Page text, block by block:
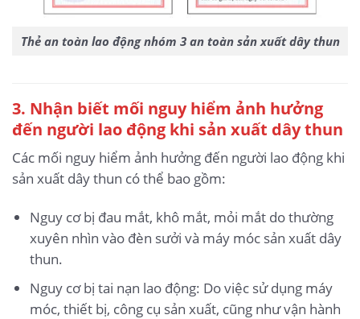
Thẻ an toàn lao động nhóm 3 an toàn sản xuất dây thun
3. Nhận biết mối nguy hiểm ảnh hưởng
đến người lao động khi sản xuất dây thun
Các mối nguy hiểm ảnh hưởng đến người lao động khi
sản xuất dây thun có thể bao gồm:
Nguy cơ bị đau mắt, khô mắt, mỏi mắt do thường
xuyên nhìn vào đèn sưởi và máy móc sản xuất dây
thun.
Nguy cơ bị tai nạn lao động: Do việc sử dụng máy
móc, thiết bị, công cụ sản xuất, cũng như vận hành